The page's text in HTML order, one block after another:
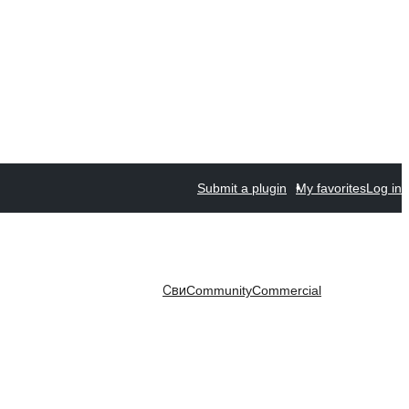
Submit a plugin My favoritesLog in
СвиCommunityCommercial